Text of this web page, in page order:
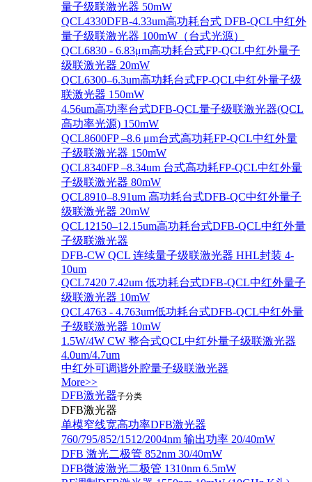
量子级联激光器 50mW
QCL4330DFB-4.33um高功耗台式 DFB-QCL中红外
量子级联激光器 100mW（台式光源）
QCL6830 - 6.83μm高功耗台式FP-QCL中红外量子
级联激光器 20mW
QCL6300–6.3um高功耗台式FP-QCL中红外量子级
联激光器 150mW
4.56um高功率台式DFB-QCL量子级联激光器(QCL
高功率光源) 150mW
QCL8600FP –8.6 μm台式高功耗FP-QCL中红外量
子级联激光器 150mW
QCL8340FP –8.34um 台式高功耗FP-QCL中红外量
子级联激光器 80mW
QCL8910–8.91um 高功耗台式DFB-QC中红外量子
级联激光器 20mW
QCL12150–12.15um高功耗台式DFB-QCL中红外量
子级联激光器
DFB-CW QCL 连续量子级联激光器 HHL封装 4-
10um
QCL7420 7.42um 低功耗台式DFB-QCL中红外量子
级联激光器 10mW
QCL4763 - 4.763um低功耗台式DFB-QCL中红外量
子级联激光器 10mW
1.5W/4W CW 整合式QCL中红外量子级联激光器
4.0um/4.7um
中红外可调谐外腔量子级联激光器
More>>
DFB激光器子分类
DFB激光器
单模窄线宽高功率DFB激光器
760/795/852/1512/2004nm 输出功率 20/40mW
DFB 激光二极管 852nm 30/40mW
DFB微波激光二极管 1310nm 6.5mW